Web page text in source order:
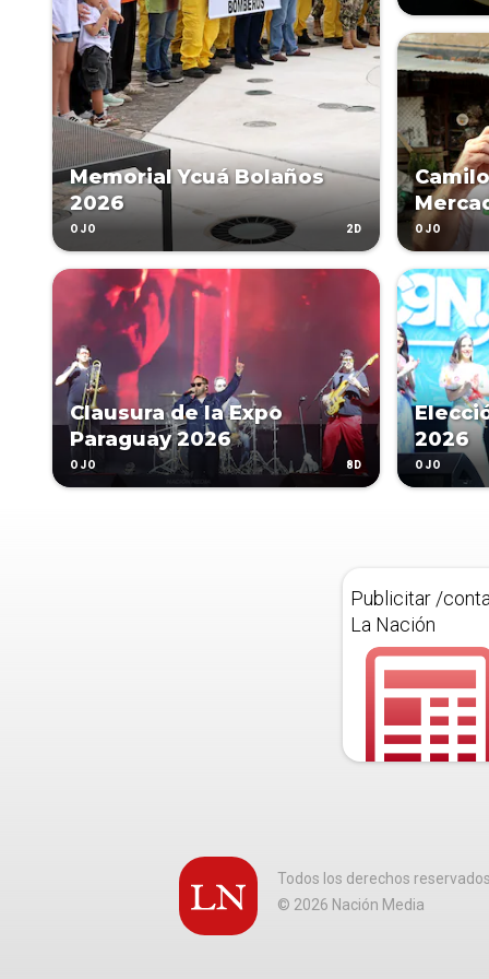
Memorial Ycuá Bolaños
2026
OJO 2D OJO
Clausura de la Expo
Paraguay 2026
OJO 8D
2026
OJO
Publicitar /
La Nación
Todos los derechos reservados
© 2026 Nación Media